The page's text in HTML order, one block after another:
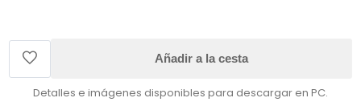
Añadir a la cesta
Detalles e imágenes disponibles para descargar en PC.